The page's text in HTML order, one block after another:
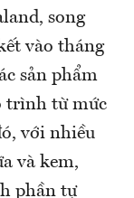
song
vào tháng
sản phẩm
trình từ mức
với nhiều
và kem,
phần tự